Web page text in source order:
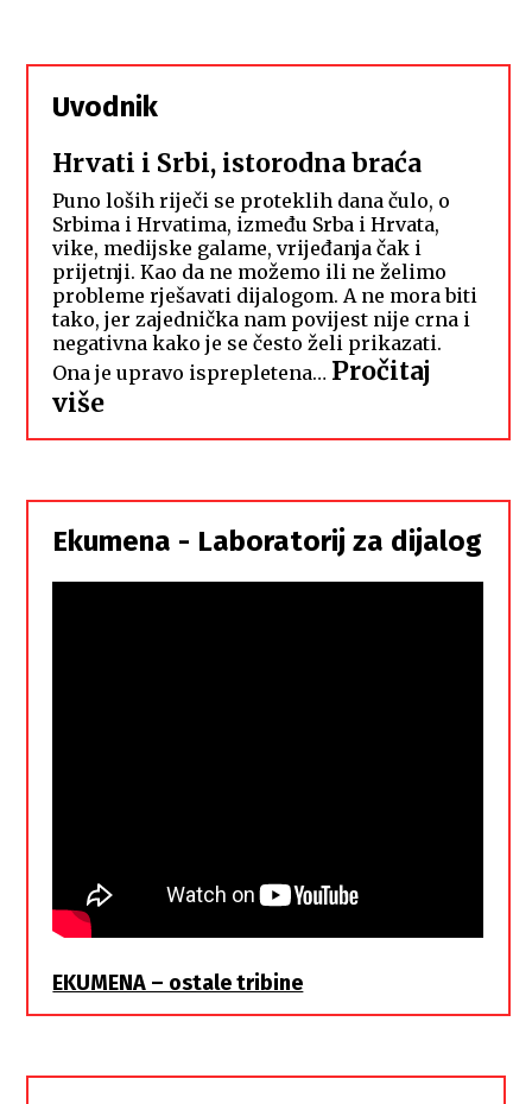
Uvodnik
Hrvati i Srbi, istorodna braća
Puno loših riječi se proteklih dana čulo, o
Srbima i Hrvatima, između Srba i Hrvata,
vike, medijske galame, vrijeđanja čak i
prijetnji. Kao da ne možemo ili ne želimo
probleme rješavati dijalogom. A ne mora biti
tako, jer zajednička nam povijest nije crna i
negativna kako je se često želi prikazati.
Ona je upravo isprepletena… Pročitaj
više:
Hrvati
Srbi,
istorodna
braća
Ekumena - Laboratorij za dijalog
EKUMENA – ostale tribine